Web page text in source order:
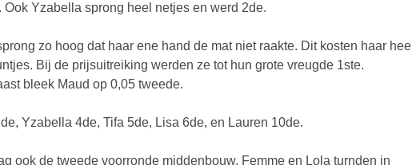
Ook Yzabella sprong heel netjes en werd 2de.
zo hoog dat haar ene hand de mat niet raakte. Dit kosten haar heel
Bij de prijsuitreiking werden ze tot hun grote vreugde 1ste.
bleek Maud op 0,05 tweede.
Yzabella 4de, Tifa 5de, Lisa 6de, en Lauren 10de.
ook de tweede voorronde middenbouw. Femme en Lola turnden in